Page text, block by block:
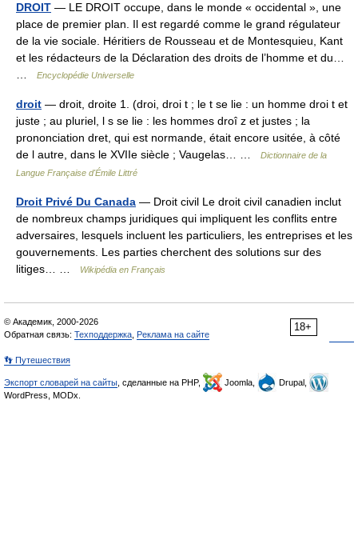
DROIT — LE DROIT occupe, dans le monde « occidental », une
place de premier plan. Il est regardé comme le grand régulateur
de la vie sociale. Héritiers de Rousseau et de Montesquieu, Kant
et les rédacteurs de la Déclaration des droits de l’homme et du…
Encyclopédie Universelle
droit — droit, droite 1. (droi, droi t ; le t se lie : un homme droi t et
juste ; au pluriel, l s se lie : les hommes droî z et justes ; la
prononciation dret, qui est normande, était encore usitée, à côté
de l autre, dans le XVIIe siècle ; Vaugelas… …
Dictionnaire de la
Langue Française d'Émile Littré
Droit Privé Du Canada — Droit civil Le droit civil canadien inclut
de nombreux champs juridiques qui impliquent les conflits entre
adversaires, lesquels incluent les particuliers, les entreprises et les
gouvernements. Les parties cherchent des solutions sur des
litiges… …
Wikipédia en Français
18+
© Академик, 2000-2026
Обратная связь: Техподдержка Реклама на сайте
👣 Путешествия
Экспорт словарей на сайты , сделанные на PHP, Joomla,
Drupal,
WordPress, MODx.